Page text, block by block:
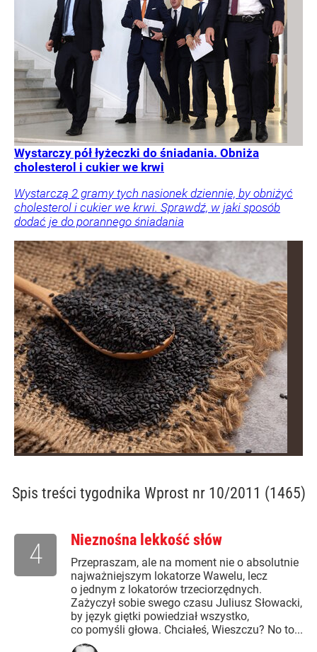
Wystarczy pół łyżeczki do śniadania. Obniża
cholesterol i cukier we krwi
Wystarczą 2 gramy tych nasionek dziennie, by obniżyć
cholesterol i cukier we krwi. Sprawdź, w jaki sposób
dodać je do porannego śniadania
Spis treści tygodnika Wprost nr 10/2011 (1465)
Nieznośna lekkość słów
Przepraszam, ale na moment nie o absolutnie
najważniejszym lokatorze Wawelu, lecz
o jednym z lokatorów trzeciorzędnych.
Zażyczył sobie swego czasu Juliusz Słowacki,
by język giętki powiedział wszystko,
co pomyśli głowa. Chciałeś, Wieszczu? No to...
4